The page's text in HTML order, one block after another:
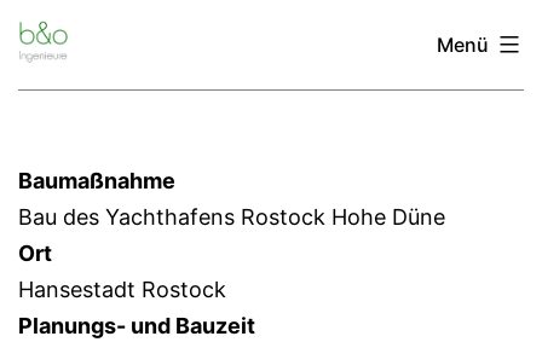
Zum
Inhalt
springen
Menü
Baumaßnahme
Bau des Yachthafens Rostock Hohe Düne
Ort
Hansestadt Rostock
Planungs- und Bauzeit